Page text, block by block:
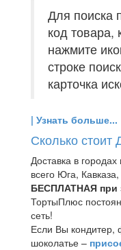
Для поиска
код товара,
нажмите
строке
карточка
| Узнать больше...
Сколько стоит
Доставка в
всего Юга,
БЕСПЛАТНАЯ при
ТортыПлюс
сеть!
Если Вы кондитер,
шоколатье –